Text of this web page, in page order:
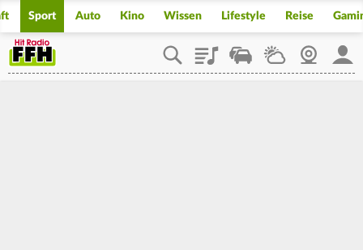
Sport Auto Kino Wissen Lifestyle Reise
PlaylistStaupilotWetterWebcam